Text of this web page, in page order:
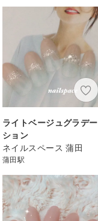
ライトベージュグラデー
ション
ネイルスペース 蒲田
蒲田駅